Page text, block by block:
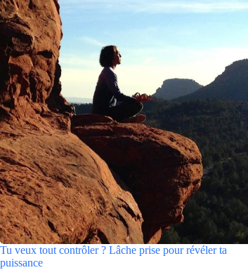
Tu veux tout contrôler ? Lâche prise pour révéler ta
puissance